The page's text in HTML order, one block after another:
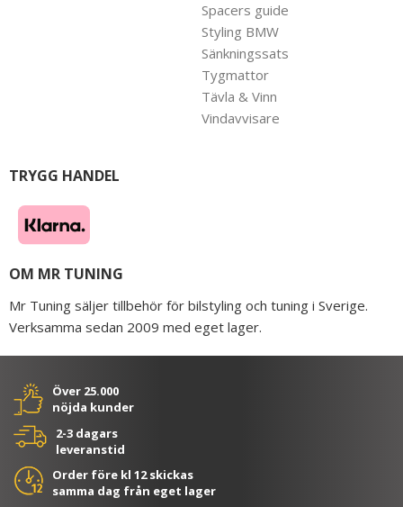
Spacers guide
Styling BMW
Sänkningssats
Tygmattor
Tävla & Vinn
Vindavvisare
TRYGG HANDEL
OM MR TUNING
Mr Tuning säljer tillbehör för bilstyling och tuning i Sverige.
Verksamma sedan 2009 med eget lager.
Över 25.000
nöjda kunder
2-3 dagars
leveranstid
Order före kl 12 skickas
samma dag från eget lager